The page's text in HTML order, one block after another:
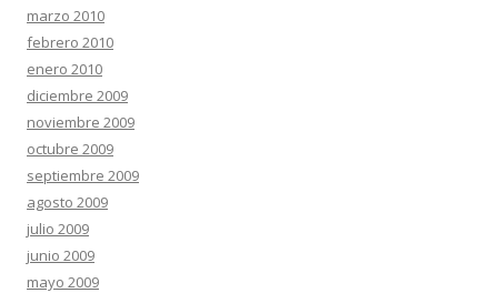
marzo 2010
febrero 2010
enero 2010
diciembre 2009
noviembre 2009
octubre 2009
septiembre 2009
agosto 2009
julio 2009
junio 2009
mayo 2009